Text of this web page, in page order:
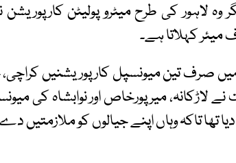
وہ لاہور کی طرح میٹرو پولیٹن کارپوریشن
کہلاتا ہے۔
صرف تین میونسپل کارپوریشنیں کراچی،
لاڑکانہ، میرپورخاص اور نوابشاہ کی
تھا تاکہ وہاں اپنے جیالوں کو ملازمتیں